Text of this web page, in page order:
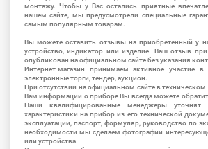
монтажу. Чтобы у Вас остались приятные
нашем сайте, мы предусмотрели специальные
самым популярным товарам.
Вы можете оставить отзывы на приобретенный у
устройство, индикатор или изделие. Ваш отзыв
опубликован на официальном сайте без указания
Интернет-магазин принимаем активное участие в
электронные торги, тендер, аукцион.
При отсутствии на официальном сайте в
Вам информации о приборе Вы всегда можете
Наши квалифицированные менеджеры уточнят
характеристики на прибор из его технической
эксплуатации, паспорт, формуляр, руководство по
необходимости мы сделаем фотографии
или устройства.